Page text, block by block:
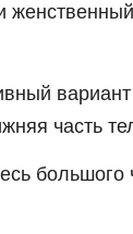
часть
большого